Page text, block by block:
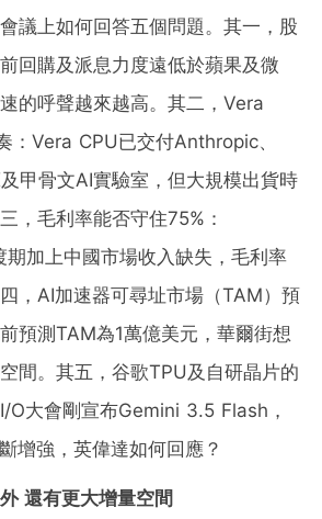
議上如何回答五個問題。其一，股
回購及派息力度遠低於蘋果及微
的呼聲越來越高。其二，Vera
：Vera CPU已交付Anthropic、
甲骨文AI實驗室，但大規模出貨時
，毛利率能否守住75%：
加上中國市場收入缺失，毛利率
，AI加速器可尋址市場（TAM）預
預測TAM為1萬億美元，華爾街想
間。其五，谷歌TPU及自研晶片的
大會剛宣布Gemini 3.5 Flash，
增強，英偉達如何回應？
還有更大增量空間